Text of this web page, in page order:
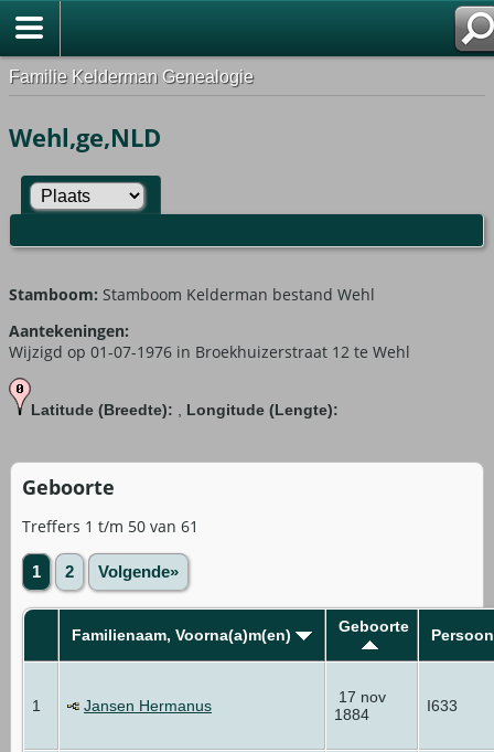
Familie Kelderman Genealogie
Wehl,ge,NLD
Stamboom: Stamboom Kelderman bestand Wehl
Aantekeningen:
Wijzigd op 01-07-1976 in Broekhuizerstraat 12 te Wehl
Latitude (Breedte): Longitude (Lengte):
Geboorte
Treffers 1 t/m 50 van 61
1 2 Volgende»
Familienaam, Voorna(a)m(en) Geboorte
1 Jansen Hermanus
17 nov
1884
I633